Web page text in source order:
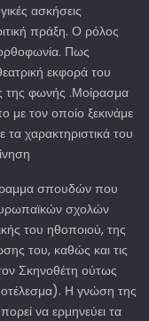
ασκήσεις
πράξη. Ο ρόλος
ορθοφωνία. Πως
εκφορά του
της φωνής .Μοίρασμα
τον οποίο ξεκινάμε
χαρακτηριστικά του
σπουδών που
σχολών
του ηθοποιού, της
του, καθώς και τις
Σκηνοθέτη ούτως
Η γνώση της
να ερμηνεύει τα